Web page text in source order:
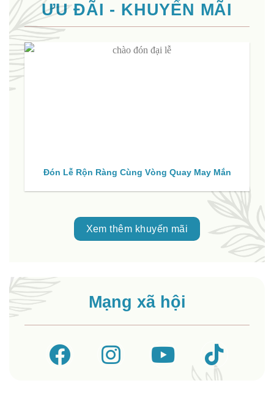
ƯU ĐÃI - KHUYẾN MÃI
Đón Lễ Rộn Ràng Cùng Vòng Quay May Mắn
Xem thêm khuyến mãi
Mạng xã hội